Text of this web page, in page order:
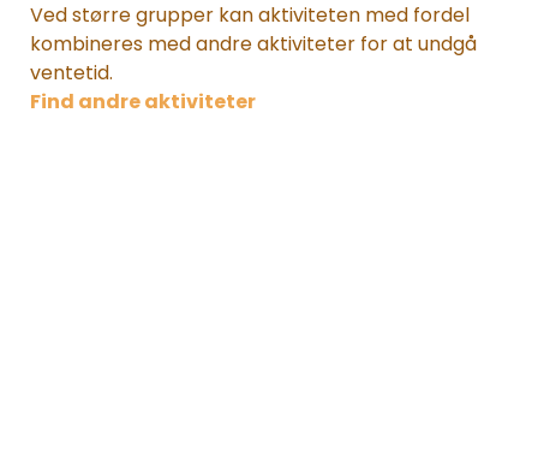
Ved større grupper kan aktiviteten med fordel
kombineres med andre aktiviteter for at undgå
ventetid.
Find andre aktiviteter